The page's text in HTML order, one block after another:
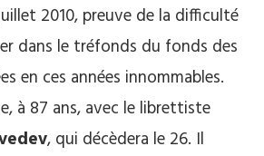
2010, preuve de la difficulté
dans le tréfonds du fonds des
en ces années innommables.
à 87 ans, avec le librettiste
, qui décèdera le 26. Il